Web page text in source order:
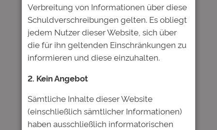
Name*
E-Mail-Adresse
Website
Verbreitung von Informationen über diese
Schuldverschreibungen gelten. Es obliegt
jedem Nutzer dieser Website, sich über
die für ihn geltenden Einschränkungen zu
informieren und diese einzuhalten.
2. Kein Angebot
Sämtliche Inhalte dieser Website
(einschließlich sämtlicher Informationen)
haben ausschließlich informatorischen